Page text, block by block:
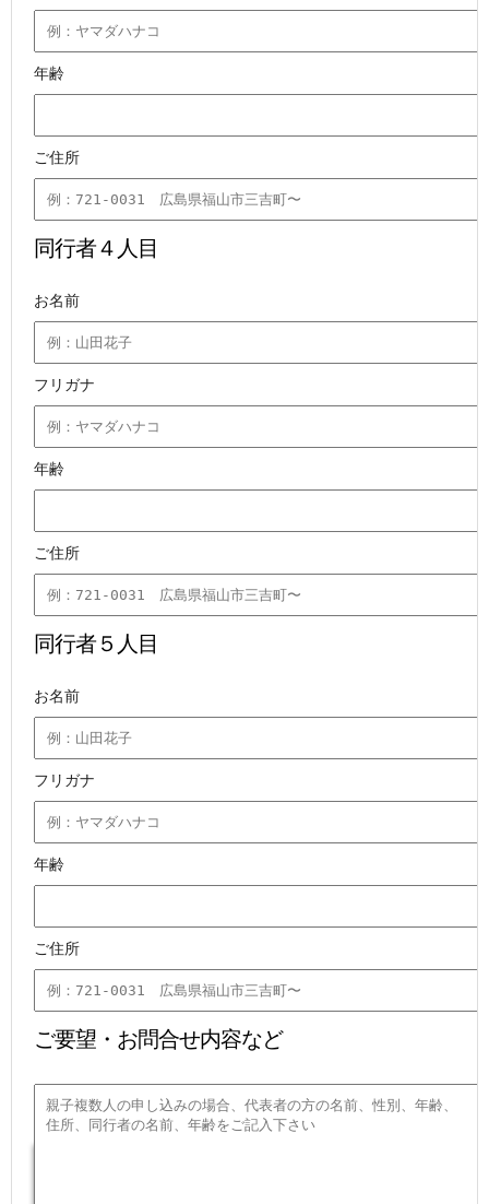
年齢
ご住所
同行者４人目
お名前
フリガナ
年齢
ご住所
同行者５人目
お名前
フリガナ
年齢
ご住所
ご要望・お問合せ内容など